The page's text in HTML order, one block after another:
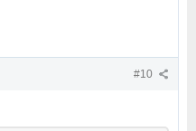
#10